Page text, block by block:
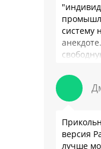
систему
версия
лучше